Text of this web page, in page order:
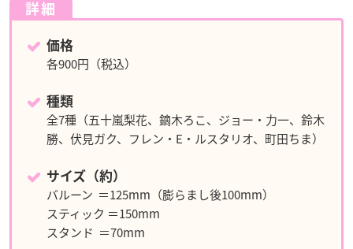
詳細
価格
各900円（税込）
種類
全7種（五十嵐梨花、鏑木ろこ、ジョー・力一、鈴木
勝、伏見ガク、フレン・E・ルスタリオ、町田ちま）
サイズ（約）
バルーン ＝125mm（膨らまし後100mm）
スティック ＝150mm
スタンド ＝70mm